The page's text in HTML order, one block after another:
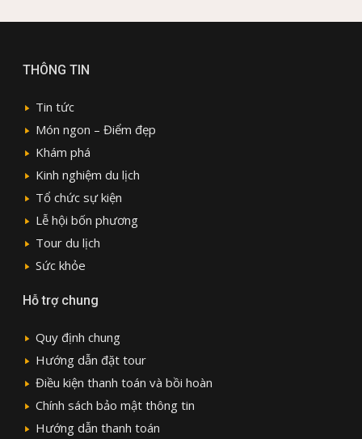
THÔNG TIN
Tin tức
Món ngon – Điểm đẹp
Khám phá
Kinh nghiệm du lịch
Tổ chức sự kiện
Lễ hội bốn phương
Tour du lịch
Sức khỏe
Hỗ trợ chung
Quy định chung
Hướng dẫn đặt tour
Điều kiện thanh toán và bồi hoàn
Chính sách bảo mật thông tin
Hướng dẫn thanh toán